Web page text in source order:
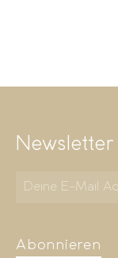
Newsletter
Abonnieren